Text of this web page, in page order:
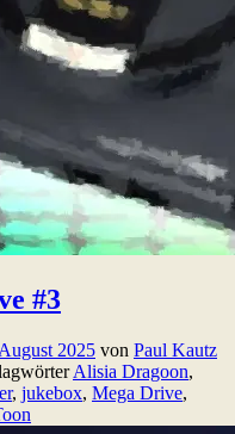
#3
2025 von Paul Kautz
Alisia Dragoon,
, jukebox, Mega Drive,